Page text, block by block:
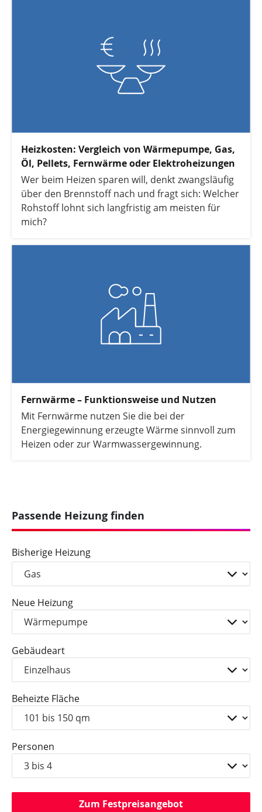
Wohnsituation infrage kommt.
Heizkosten: Vergleich von Wärmepumpe, Gas,
Öl, Pellets, Fernwärme oder Elektroheizungen
Wer beim Heizen sparen will, denkt zwangsläufig
über den Brennstoff nach und fragt sich: Welcher
Rohstoff lohnt sich langfristig am meisten für
mich?
Fernwärme – Funktionsweise und Nutzen
Mit Fernwärme nutzen Sie die bei der
Energiegewinnung erzeugte Wärme sinnvoll zum
Heizen oder zur Warmwassergewinnung.
Passende Heizung finden
Bisherige Heizung
Neue Heizung
Gebäudeart
Beheizte Fläche
Personen
Zum Festpreisangebot